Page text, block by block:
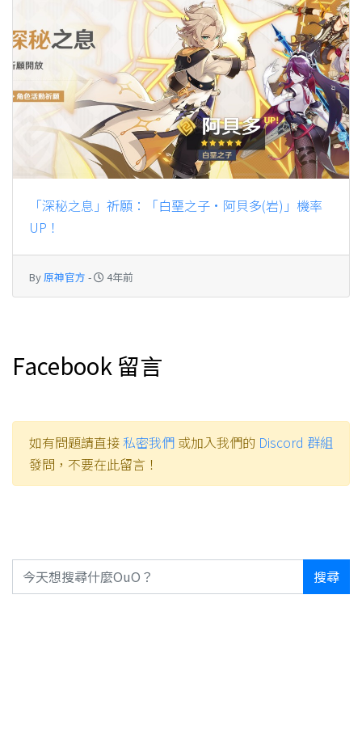
「深秘之息」祈願：「白堊之子·阿貝多(岩)」機率
UP！
By 原神官方 - 4年前
Facebook 留言
如有問題請直接私密我們 或加入我們的 Discord 群組
發問，不要在此留言！
搜尋